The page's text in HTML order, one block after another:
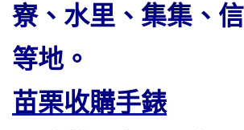
寮、水里、集集、
等地。
苗栗收購手錶